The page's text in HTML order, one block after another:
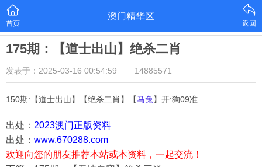
首页
澳门精华区
返回
175期：【道士出山】绝杀二肖
发表于：2025-03-16 00:54:59 14885571
150期:【道士出山】【绝杀二肖】【马兔 】开:狗09准
出处： 2023澳门正版资料
出处： www.670288.com
欢迎向您的朋友推荐本站或本资料，一起交流！